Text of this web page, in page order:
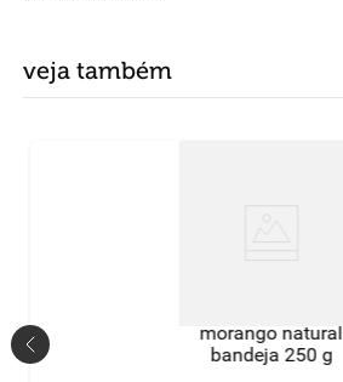
veja também
morango natural
bandeja 250 g